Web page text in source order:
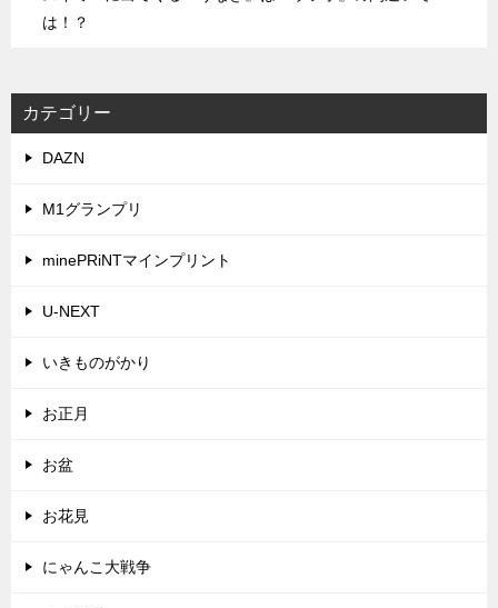
は！？
カテゴリー
DAZN
M1グランプリ
minePRiNTマインプリント
U-NEXT
いきものがかり
お正月
お盆
お花見
にゃんこ大戦争